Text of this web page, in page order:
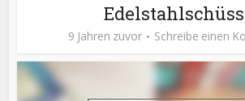
9 Jahren zuvor Schreibe einen